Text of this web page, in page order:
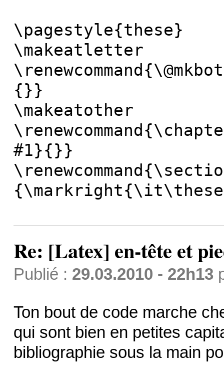
\pagestyle{these}
\makeatletter
{}}
\makeatother
#1}{}}
Re: [Latex] en-tête et
Publié : 29.03.2010 - 22h13
Ton bout de code marche
qui sont bien en petites
bibliographie sous la main